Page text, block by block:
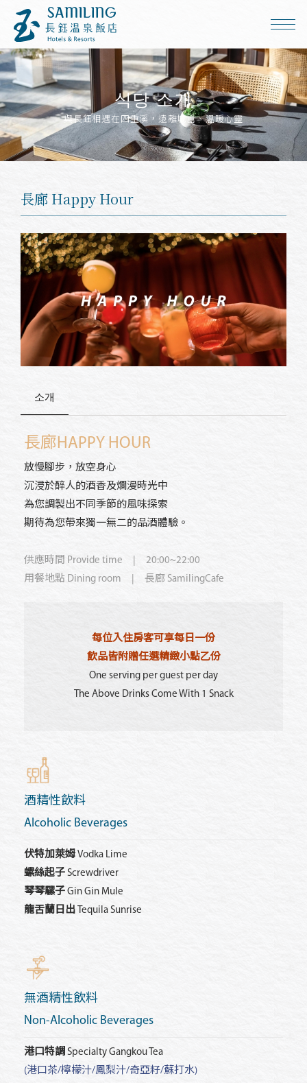
식당 소개
與長鈺相遇在四重溪，遠離城囂、溫暖心靈
長廊 Happy Hour
소개
長廊HAPPY HOUR
放慢腳步，放空身心
沉浸於醉人的酒香及爛漫時光中
為您調製出不同季節的風味探索
期待為您帶來獨一無二的品酒體驗。
供應時間 Provide time | 20:00~22:00
用餐地點 Dining room | 長廊 SamilingCafe
每位入住房客可享每日一份
飲品皆附贈任選精緻小點乙份
One serving per guest per day
The Above Drinks Come With 1 Snack
酒精性飲料
Alcoholic Beverages
伏特加萊姆 Vodka Lime
螺絲起子 Screwdriver
琴琴騾子 Gin Gin Mule
龍舌蘭日出 Tequila Sunrise
無酒精性飲料
Non-Alcoholic Beverages
港口特調 Specialty Gangkou Tea
(港口茶/檸檬汁/鳳梨汁/奇亞籽/蘇打水)